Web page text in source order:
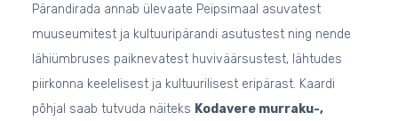
Pärandirada annab ülevaate Peipsimaal asuvatest
muuseumitest ja kultuuripärandi asutustest ning nende
lähiümbruses paiknevatest huviväärsustest, lähtudes
piirkonna keelelisest ja kultuurilisest eripärast. Kaardi
põhjal saab tutvuda näiteks Kodavere murraku-,